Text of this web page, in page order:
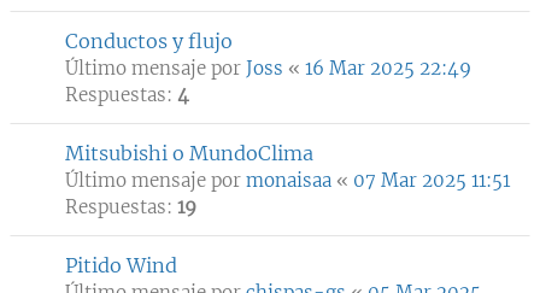
Conductos y flujo
Último mensaje por Joss « 16 Mar 2025 22:49
Respuestas: 4
Mitsubishi o MundoClima
Último mensaje por monaisaa « 07 Mar 2025 11:51
Respuestas: 19
Pitido Wind